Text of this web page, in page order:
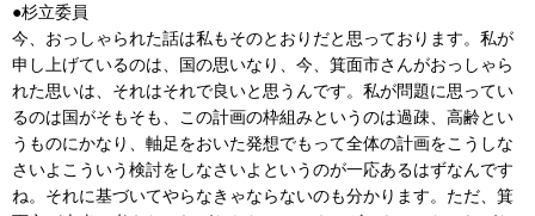
●杉立委員
今、おっしゃられた話は私もそのとおりだと思っております。私が
申し上げているのは、国の思いなり、今、箕面市さんがおっしゃら
れた思いは、それはそれで良いと思うんです。私が問題に思ってい
るのは国がそもそも、この計画の枠組みというのは過疎、高齢とい
うものにかなり、軸足をおいた発想でもって全体の計画をこうしな
さいよこういう検討をしなさいよというのが一応あるはずなんです
ね。それに基づいてやらなきゃならないのも分かります。ただ、箕